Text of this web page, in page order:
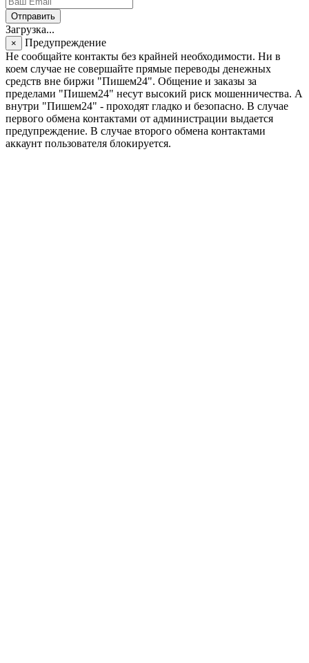
Отправить
Загрузка...
×
Предупреждение
Не сообщайте контакты без крайней необходимости. Ни в
коем случае не совершайте прямые переводы денежных
средств вне биржи "Пишем24". Общение и заказы за
пределами "Пишем24" несут высокий риск мошенничества. А
внутри "Пишем24" - проходят гладко и безопасно. В случае
первого обмена контактами от администрации выдается
предупреждение. В случае второго обмена контактами
аккаунт пользователя блокируется.